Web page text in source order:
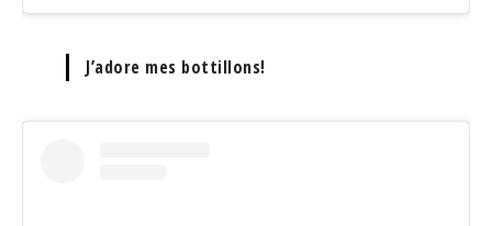
J’adore mes bottillons!